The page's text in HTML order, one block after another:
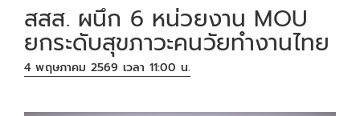
สสส. ผนึก 6 หน่วยงาน MOU
ยกระดับสุขภาวะคนวัยทำงานไทย
4 พฤษภาคม 2569 เวลา 11:00 น.